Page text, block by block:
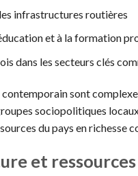
infrastructures routières
et à la formation
dans les secteurs clés
sont
sociopolitiques
du pays en richesse
et